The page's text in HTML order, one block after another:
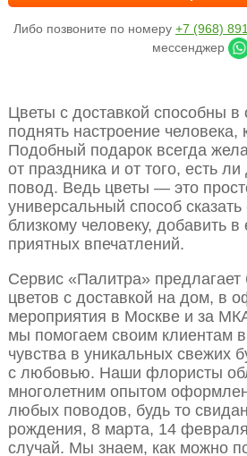
Либо позвоните по номеру +7 (968)
мессенджер
Цветы с доставкой способны в
поднять настроение человека,
Подобный подарок всегда
от праздника и от того, есть
повод. Ведь цветы — это
универсальный способ
близкому человеку, добавить в
приятных впечатлений.
Сервис «Палитра»
цветов с доставкой на дом, в
мероприятия в Москве и за
мы помогаем своим клиентам
чувства в уникальных свежих
с любовью. Наши флористы
многолетним опытом
любых поводов, будь то
рождения, 8 марта, 14
случай. Мы знаем, как можно